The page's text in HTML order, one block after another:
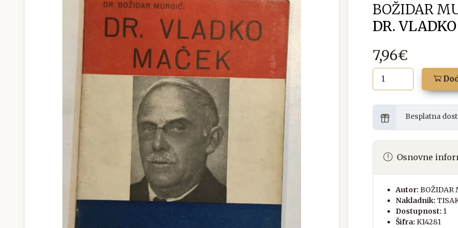
BOŽIDAR
DR.
7,96€
Besplatna
Osnovne
Autor: BOŽIDAR
Nakladnik:
Dostupnost: 1
Šifra: K14281